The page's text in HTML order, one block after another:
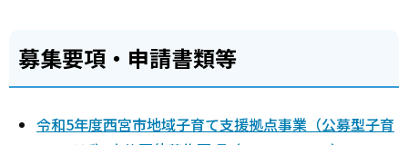
募集要項・申請書類等
令和5年度西宮市地域子育て支援拠点事業（公募型子育